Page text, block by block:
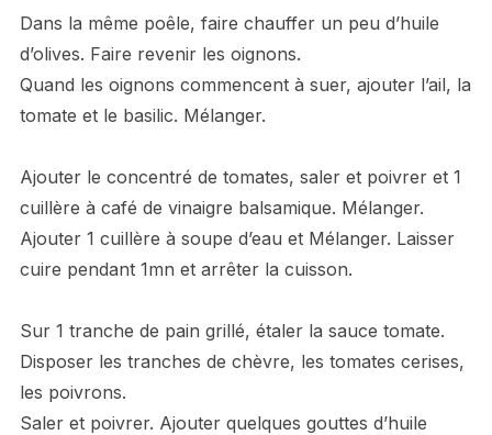
Dans la même poêle, faire chauffer un peu d’huile
d’olives. Faire revenir les oignons.
Quand les oignons commencent à suer, ajouter l’ail, la
tomate et le basilic. Mélanger.
Ajouter le concentré de tomates, saler et poivrer et 1
cuillère à café de vinaigre balsamique. Mélanger.
Ajouter 1 cuillère à soupe d’eau et Mélanger. Laisser
cuire pendant 1mn et arrêter la cuisson.
Sur 1 tranche de pain grillé, étaler la sauce tomate.
Disposer les tranches de chèvre, les tomates cerises,
les poivrons.
Saler et poivrer. Ajouter quelques gouttes d’huile